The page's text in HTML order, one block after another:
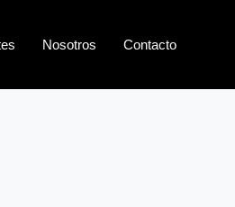
Nosotros Contacto